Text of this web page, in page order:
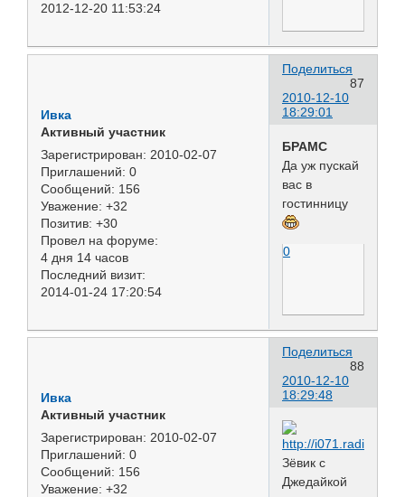
2012-12-20 11:53:24
Поделиться
87
2010-12-10
18:29:01
Ивка
Активный участник
Зарегистрирован: 2010-02-07
Приглашений: 0
Сообщений: 156
Уважение: +32
Позитив: +30
Провел на форуме:
4 дня 14 часов
Последний визит:
2014-01-24 17:20:54
БРАМС
Да уж пускай
вас в
гостинницу
0
Поделиться
88
2010-12-10
18:29:48
Ивка
Активный участник
Зарегистрирован: 2010-02-07
Приглашений: 0
Сообщений: 156
Уважение: +32
Зёвик с
Джедайкой